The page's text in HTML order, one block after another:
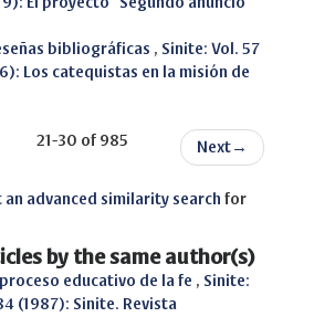
bibliográficas , Sinite: Vol. 57
Los catequistas en la misión de
21-30 of 985 Next →
an advanced similarity search for
by the same author(s)
proceso educativo de la fe , Sinite:
(1987): Sinite. Revista